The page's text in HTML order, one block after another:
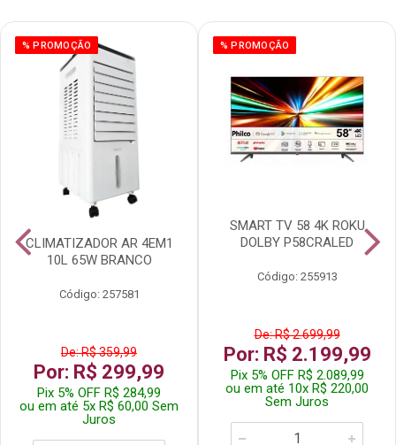
% PROMOÇÃO
CLIMATIZADOR AR 4EM1
10L 65W BRANCO
Código: 257581
De: R$ 359,99
Por: R$ 299,99
Pix 5% OFF R$ 284,99
ou em até 5x R$ 60,00 Sem
Juros
% PROMOÇÃO
SMART TV 58 4K ROKU
DOLBY P58CRALED
Código: 255913
De: R$ 2.699,99
Por: R$ 2.199,99
Pix 5% OFF R$ 2.089,99
ou em até 10x R$ 220,00
Sem Juros